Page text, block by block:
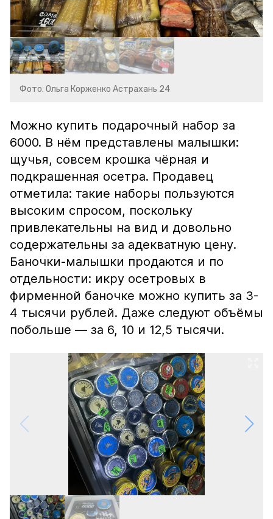
Фото: Ольга Корженко Астрахань 24
Можно купить подарочный набор за
6000. В нём представлены малышки:
щучья, совсем крошка чёрная и
подкрашенная осетра. Продавец
отметила: такие наборы пользуются
высоким спросом, поскольку
привлекательны на вид и довольно
содержательны за адекватную цену.
Баночки-малышки продаются и по
отдельности: икру осетровых в
фирменной баночке можно купить за 3-
4 тысячи рублей. Даже следуют объёмы
побольше — за 6, 10 и 12,5 тысячи.